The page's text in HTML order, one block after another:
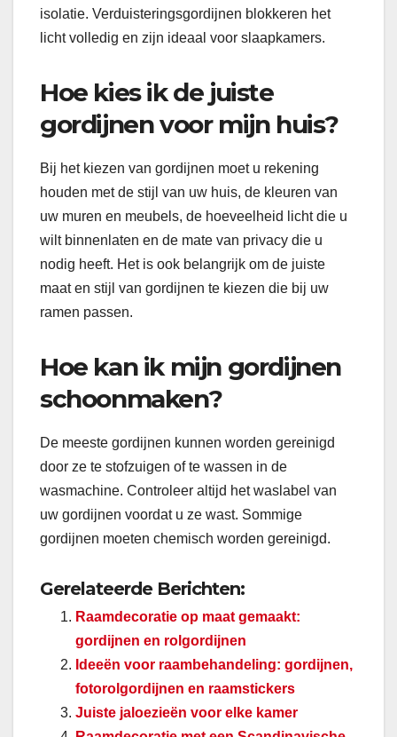
isolatie. Verduisteringsgordijnen blokkeren het
licht volledig en zijn ideaal voor slaapkamers.
Hoe kies ik de juiste
gordijnen voor mijn huis?
Bij het kiezen van gordijnen moet u rekening
houden met de stijl van uw huis, de kleuren van
uw muren en meubels, de hoeveelheid licht die u
wilt binnenlaten en de mate van privacy die u
nodig heeft. Het is ook belangrijk om de juiste
maat en stijl van gordijnen te kiezen die bij uw
ramen passen.
Hoe kan ik mijn gordijnen
schoonmaken?
De meeste gordijnen kunnen worden gereinigd
door ze te stofzuigen of te wassen in de
wasmachine. Controleer altijd het waslabel van
uw gordijnen voordat u ze wast. Sommige
gordijnen moeten chemisch worden gereinigd.
Gerelateerde Berichten:
Raamdecoratie op maat gemaakt:
gordijnen en rolgordijnen
Ideeën voor raambehandeling: gordijnen,
fotorolgordijnen en raamstickers
Juiste jaloezieën voor elke kamer